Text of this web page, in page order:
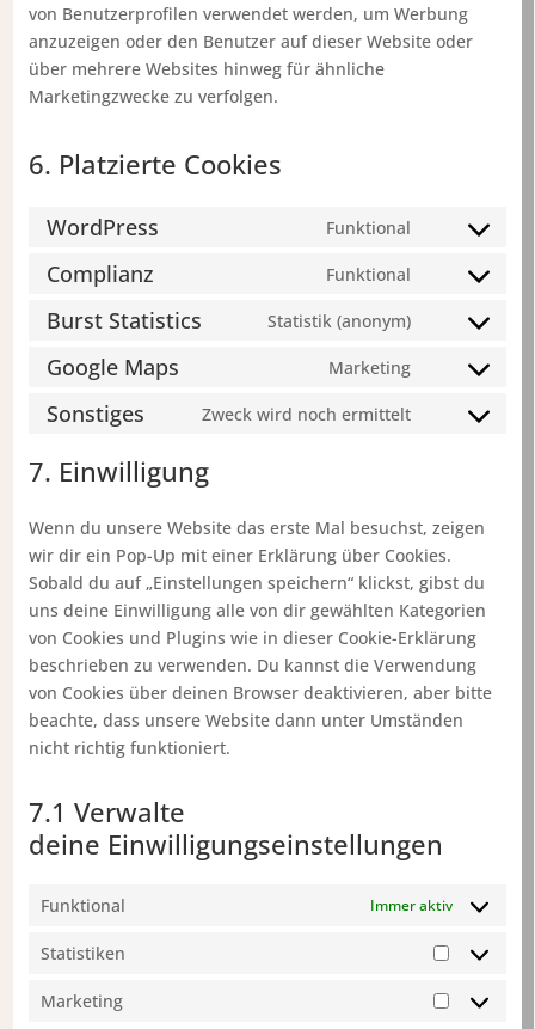
von Benutzerprofilen verwendet werden, um Werbung
anzuzeigen oder den Benutzer auf dieser Website oder
über mehrere Websites hinweg für ähnliche
Marketingzwecke zu verfolgen.
6. Platzierte Cookies
WordPress Funktional
Consent
wordpress
Complianz Funktional
Consent
complianz
Burst Statistics Statistik (anonym)
Consent
burst-
Google Maps Marketing
Consent
Sonstiges Zweck wird noch ermittelt
Consent
7. Einwilligung
Wenn du unsere Website das erste Mal besuchst, zeigen
wir dir ein Pop-Up mit einer Erklärung über Cookies.
Sobald du auf „Einstellungen speichern“ klickst, gibst du
uns deine Einwilligung alle von dir gewählten Kategorien
von Cookies und Plugins wie in dieser Cookie-Erklärung
beschrieben zu verwenden. Du kannst die Verwendung
von Cookies über deinen Browser deaktivieren, aber bitte
beachte, dass unsere Website dann unter Umständen
nicht richtig funktioniert.
7.1 Verwalte
deine Einwilligungseinstellungen
Funktional Immer aktiv
Statistiken
Marketing
Marketing